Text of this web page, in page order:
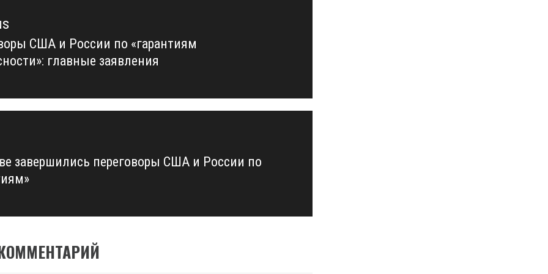
США и России по «гарантиям
главные заявления
завершились переговоры США и России по